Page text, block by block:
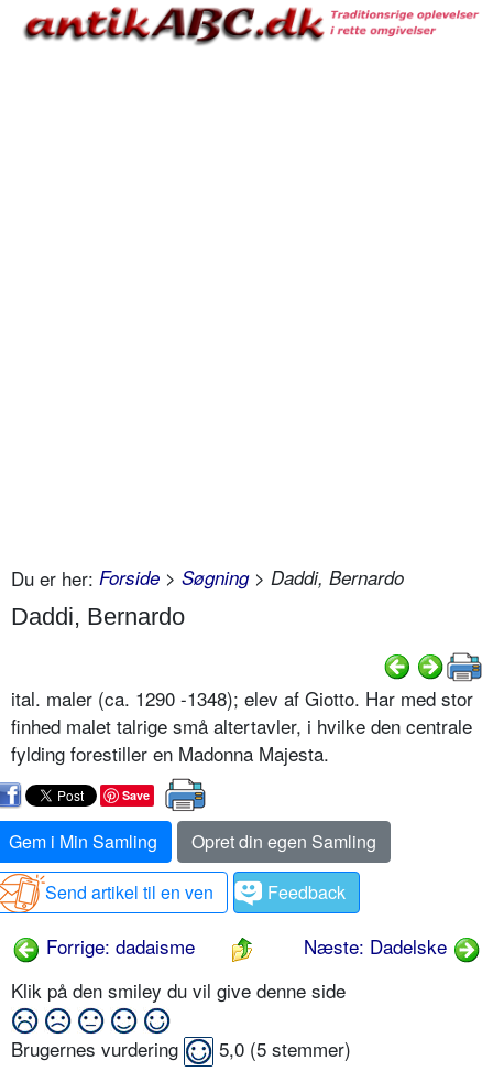
Du er her: Forside > Søgning> Daddi, Bernardo
Daddi, Bernardo
ital. maler (ca. 1290 -1348); elev af Giotto. Har med stor
finhed malet talrige små altertavler, i hvilke den centrale
fylding forestiller en Madonna Majesta.
Save
Gem i Min Samling
Opret din egen Samling
Send artikel til en ven
Feedback
Forrige: dadaisme
Næste: Dadelske
Klik på den smiley du vil give denne side
Brugernes vurdering 5,0 (5 stemmer)